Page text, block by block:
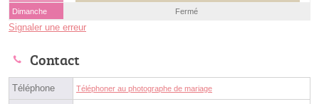
Dimanche
Fermé
Signaler une erreur
Contact
Téléphone Téléphoner au photographe de mariage